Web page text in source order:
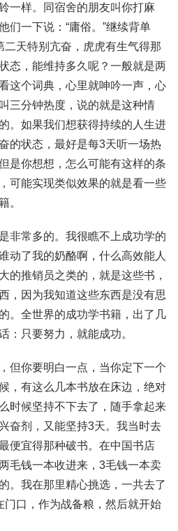
一样。同宿舍的朋友叫你打麻
们一下说：“庸俗。”继续背单
天特别亢奋，虎虎有生气得那
态，能维持多久呢？一般就是两
这个词典，心里就呻吟一声，心
三分钟热度，说的就是这种情
。如果我们想获得持续的人生进
的状态，最好是每3天听一场热
是你想想，怎么可能有这样的条
可能实现类似效果的就是看一些
。
非常多的。我很瞧不上成功学的
动了我的奶酪啊，什么高效能人
的推销员之类的，就是这些书，
，因为我知道这些东西是没有思
。全世界的成功学书籍，出了几
：只要努力，就能成功。
但你要明白一点，当你定下一个
，有这么几本书放在床边，绝对
时候坚持不下去了，随手拿起来
奋剂，又能坚持3天。我当时去
便宜得那种破书。在中国书店
毛钱一本收进来，3毛钱一本卖
。我在那里精心挑选，一共去了
口，作为战备粮，然后就开始